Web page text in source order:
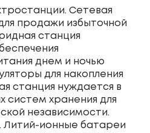
Сетевая
продажи избыточной
станция
днем и ночью
для накопления
станция нуждается в
систем хранения для
независимости.
Литий-ионные батареи